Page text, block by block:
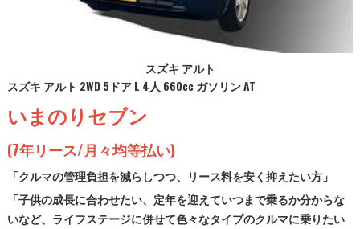
スズキ アルト
スズキ アルト 2WD 5ドア L 4人 660cc ガソリン AT
いまのりセブン
(7年リース/月々均等払い)
「クルマの管理負担を減らしつつ、リース料を安く抑えたい方」
「子供の成長に合わせたい、定年を迎えていつまで乗るか分からな
いなど、ライフステージに併せて色々なタイプのクルマに乗りたい